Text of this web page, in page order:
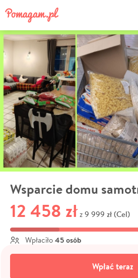
Wsparcie domu
12 458 zł z 9 999 zł (Cel)
Wpłaciło 45 osób
Wpłać teraz